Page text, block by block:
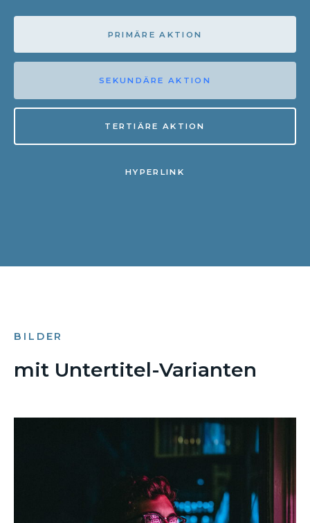
PRIMÄRE AKTION
SEKUNDÄRE AKTION
TERTIÄRE AKTION
HYPERLINK
BILDER
mit Untertitel-Varianten